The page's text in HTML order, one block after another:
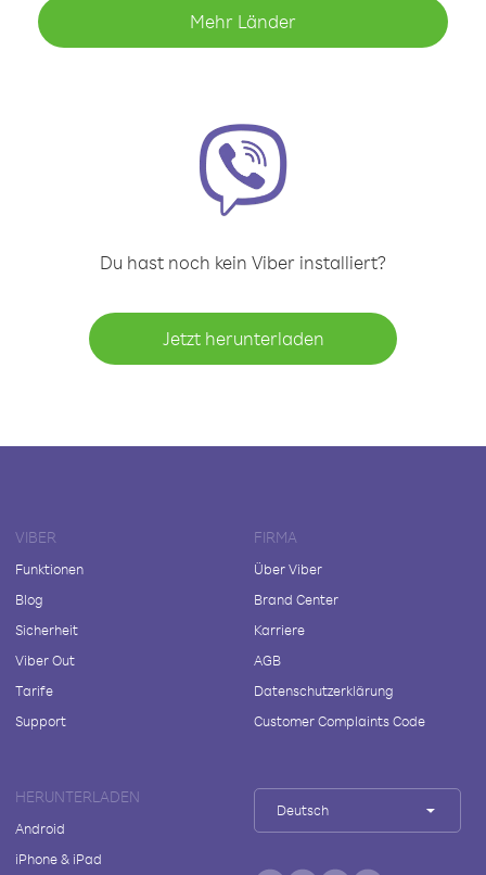
Mehr Länder
Du hast noch kein Viber installiert?
Jetzt herunterladen
VIBER
Funktionen
Blog
Sicherheit
Viber Out
Tarife
Support
FIRMA
Über Viber
Brand Center
Karriere
AGB
Datenschutzerklärung
Customer Complaints Code
HERUNTERLADEN
Android
iPhone & iPad
Deutsch